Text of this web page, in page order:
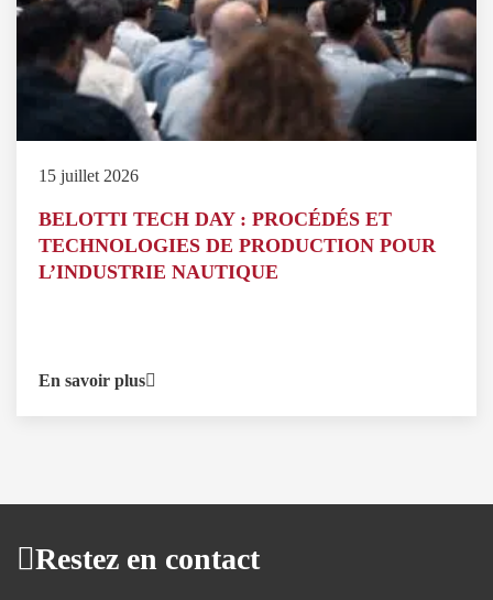
15 juillet 2026
BELOTTI TECH DAY : PROCÉDÉS ET
TECHNOLOGIES DE PRODUCTION POUR
L’INDUSTRIE NAUTIQUE
En savoir plus
Restez en contact